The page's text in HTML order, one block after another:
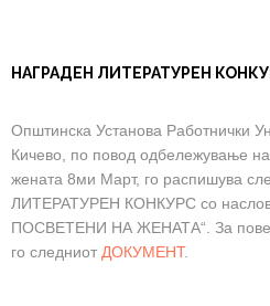
НАГРАДЕН ЛИТЕРАТУРЕН
Општинска Установа Работнички
Кичево, по повод одбележување
жената 8ми Март, го распишува
ЛИТЕРАТУРЕН КОНКУРС со
ПОСВЕТЕНИ НА ЖЕНАТА“. За
го следниот ДОКУМЕНТ.